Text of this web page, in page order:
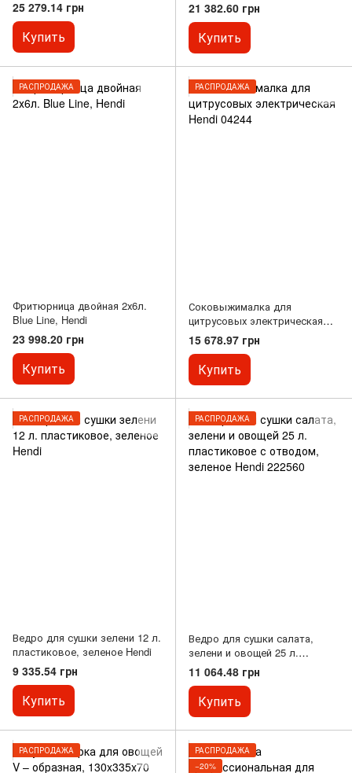
25 279.14 грн
Купить
21 382.60 грн
Купить
РАСПРОДАЖА
Фритюрница двойная 2х6л.
Blue Line, Hendi
23 998.20 грн
Купить
РАСПРОДАЖА
Соковыжималка для
цитрусовых электрическая
Hendi 04244
15 678.97 грн
Купить
РАСПРОДАЖА
Ведро для сушки зелени 12 л.
пластиковое, зеленое Hendi
9 335.54 грн
Купить
РАСПРОДАЖА
Ведро для сушки салата,
зелени и овощей 25 л.
пластиковое с отводом,
зеленое Hendi 222560
11 064.48 грн
Купить
РАСПРОДАЖА
РАСПРОДАЖА
−20%